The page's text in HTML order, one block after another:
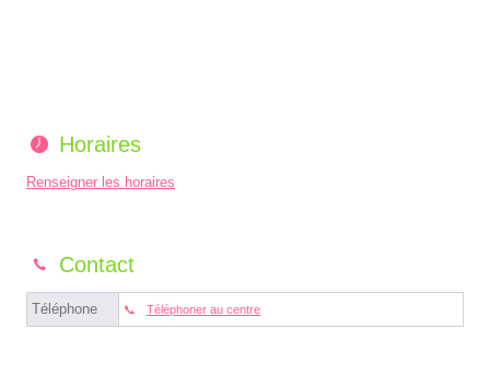
Horaires
Renseigner les horaires
Contact
Téléphone Téléphoner au centre